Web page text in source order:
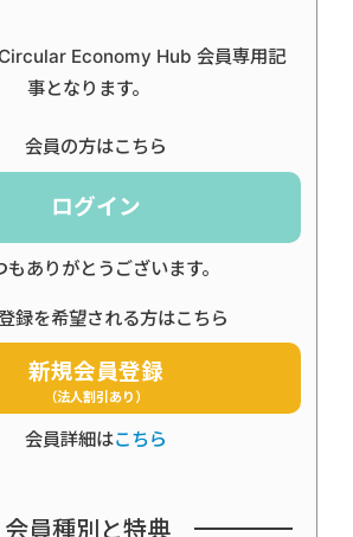
Economy Hub 会員専用記
事となります。
会員の方はこちら
ログイン
もありがとうございます。
録を希望される方はこちら
新規会員登録
（法人割引あり）
会員詳細はこちら
会員種別と特典